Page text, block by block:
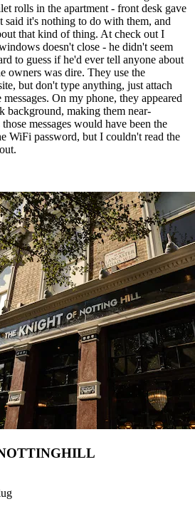
rolls in the apartment - front desk gave
said it's nothing to do with them, and
that kind of thing. At check out I
doesn't close - he didn't seem
to guess if he'd ever tell anyone about
owners was dire. They use the
but don't type anything, just attach
On my phone, they appeared
background, making them near-
messages would have been the
WiFi password, but I couldn't read the